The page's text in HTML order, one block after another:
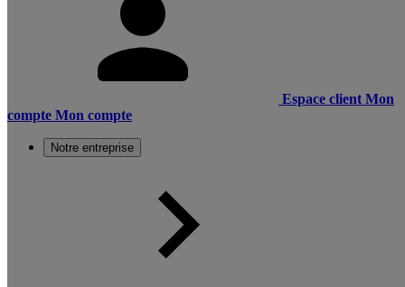
Espace client Mon
compte Mon compte
Notre entreprise